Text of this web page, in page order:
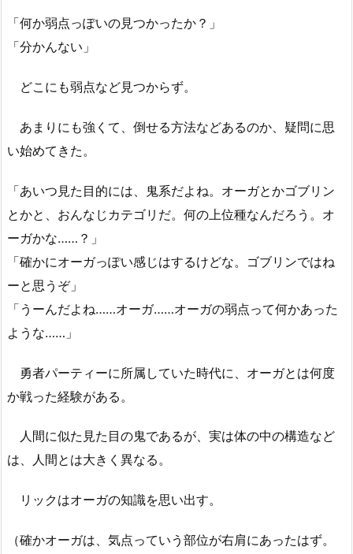
「何か弱点っぽいの見つかったか？」
「分かんない」
どこにも弱点など見つからず。
あまりにも強くて、倒せる方法などあるのか、疑問に思
い始めてきた。
「あいつ見た目的には、鬼系だよね。オーガとかゴブリン
とかと、おんなじカテゴリだ。何の上位種なんだろう。オ
ーガかな……？」
「確かにオーガっぽい感じはするけどな。ゴブリンではね
ーと思うぞ」
「うーんだよね……オーガ……オーガの弱点って何かあった
ような……」
勇者パーティーに所属していた時代に、オーガとは何度
か戦った経験がある。
人間に似た見た目の鬼であるが、実は体の中の構造など
は、人間とは大きく異なる。
リックはオーガの知識を思い出す。
（確かオーガは、気点っていう部位が右肩にあったはず。